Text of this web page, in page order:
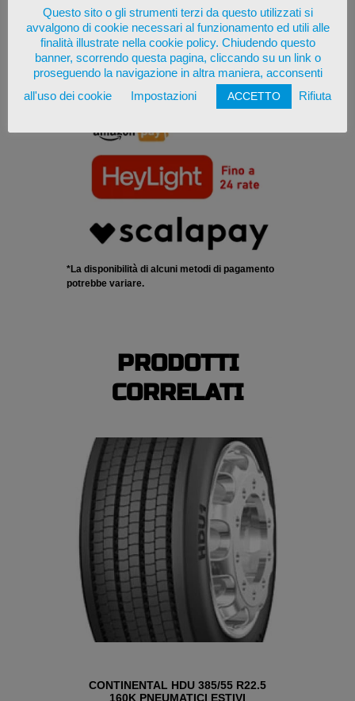
*La disponibilità di alcuni metodi di pagamento
potrebbe variare.
PRODOTTI
CORRELATI
CONTINENTAL HDU 385/55 R22.5
160K PNEUMATICI ESTIVI
Questo sito o gli strumenti terzi da questo utilizzati si
avvalgono di cookie necessari al funzionamento ed utili alle
finalità illustrate nella cookie policy. Chiudendo questo
banner, scorrendo questa pagina, cliccando su un link o
proseguendo la navigazione in altra maniera, acconsenti
all'uso dei cookie
Impostazioni ACCETTO Rifiuta